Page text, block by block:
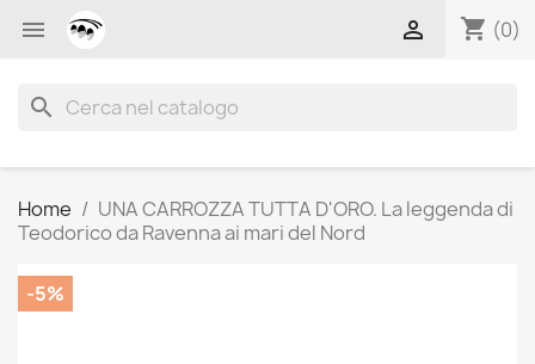
 shopping_cart (0)

search
Home
UNA CARROZZA TUTTA D'ORO. La leggenda di
Teodorico da Ravenna ai mari del Nord
-5%